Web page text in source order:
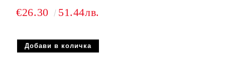
€26.30 51.44лв.